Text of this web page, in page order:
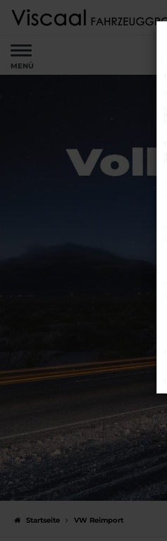
Zum
springen
MENÜ
Startseite VW Reimport